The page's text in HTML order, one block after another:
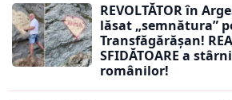
REVOLTĂTOR în
lăsat „semnătura”
Transfăgărășan!
SFIDĂTOARE a
românilor!